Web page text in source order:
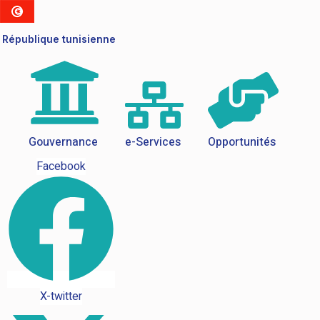
République tunisienne
Gouvernance e-Services
Opportunités
Facebook
X-twitter